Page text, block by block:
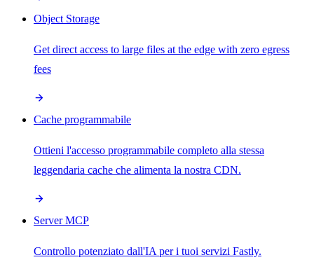
Object Storage
Get direct access to large files at the edge with zero egress
fees
Cache programmabile
Ottieni l'accesso programmabile completo alla stessa
leggendaria cache che alimenta la nostra CDN.
Server MCP
Controllo potenziato dall'IA per i tuoi servizi Fastly.